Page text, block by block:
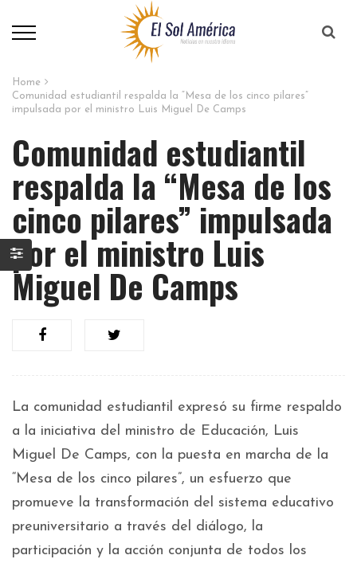
Home
Comunidad estudiantil respalda la “Mesa de los cinco pilares”
impulsada por el ministro Luis Miguel De Camps
Comunidad estudiantil
respalda la “Mesa de los
cinco pilares” impulsada
por el ministro Luis
Miguel De Camps
La comunidad estudiantil expresó su firme respaldo
a la iniciativa del ministro de Educación, Luis
Miguel De Camps, con la puesta en marcha de la
“Mesa de los cinco pilares”, un esfuerzo que
promueve la transformación del sistema educativo
preuniversitario a través del diálogo, la
participación y la acción conjunta de todos los